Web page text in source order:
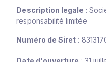
Description legale :
responsabilité limitée
Numéro de Siret :